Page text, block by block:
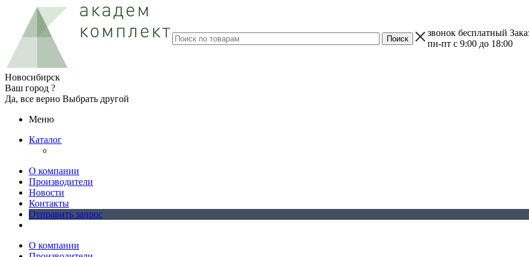
звонок бесплатный
пн-пт с 9:00 до 18:00
Новосибирск
Ваш город ?
Да, все верно Выбрать другой
Меню
Каталог
О компании
Производители
Новости
Контакты
Отправить запрос
О компании